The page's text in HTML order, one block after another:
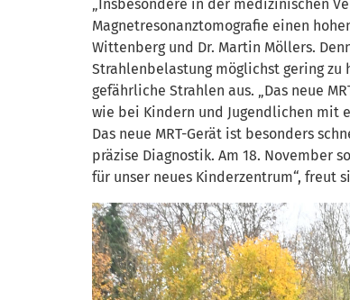
„Insbesondere in der medizinischen
Magnetresonanztomografie einen
Wittenberg und Dr. Martin Möllers.
Strahlenbelastung möglichst gering zu
gefährliche Strahlen aus. „Das neue
wie bei Kindern und Jugendlichen mit
Das neue MRT-Gerät ist besonders
präzise Diagnostik. Am 18. November
für unser neues Kinderzentrum“, freut